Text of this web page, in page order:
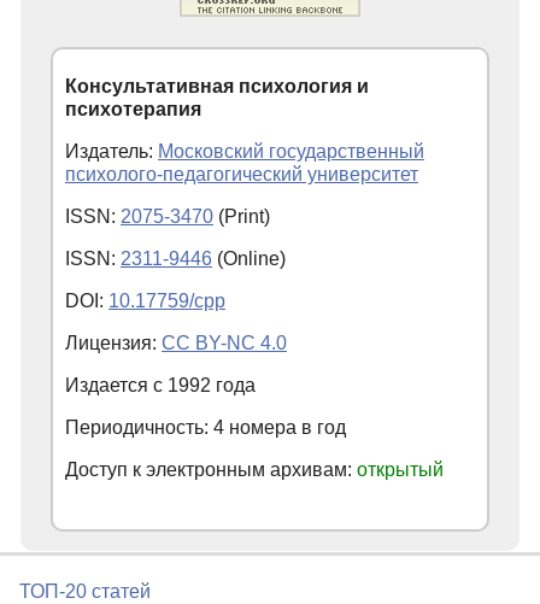
Консультативная психология и
психотерапия
Издатель: Московский государственный
психолого-педагогический университет
ISSN: 2075-3470 (Print)
ISSN: 2311-9446 (Online)
DOI: 10.17759/cpp
Лицензия: CC BY-NC 4.0
Издается с 1992 года
Периодичность: 4 номера в год
Доступ к электронным архивам: открытый
ТОП-20 статей